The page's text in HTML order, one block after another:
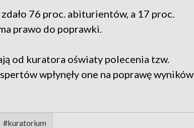
76 proc. abiturientów, a 17 proc.
prawo do poprawki.
od kuratora oświaty polecenia tzw.
wpłynęły one na poprawę wyników
#kuratorium